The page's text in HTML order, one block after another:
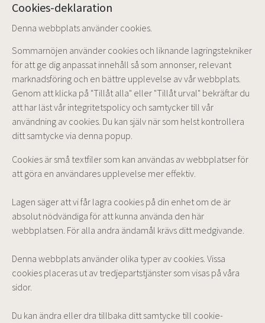
Cookies-deklaration
Denna webbplats använder cookies.
Sommarnöjen använder cookies och liknande lagringstekniker
för att ge dig anpassat innehåll så som annonser, relevant
marknadsföring och en bättre upplevelse av vår webbplats.
Genom att klicka på "Tillåt alla" eller "Tillåt urval" bekräftar du
att har läst vår integritetspolicy och samtycker till vår
användning av cookies. Du kan själv när som helst kontrollera
ditt samtycke via denna popup.
Cookies är små textfiler som kan användas av webbplatser för
att göra en användares upplevelse mer effektiv.
Lagen säger att vi får lagra cookies på din enhet om de är
absolut nödvändiga för att kunna använda den här
webbplatsen. För alla andra ändamål krävs ditt medgivande.
Denna webbplats använder olika typer av cookies. Vissa
cookies placeras ut av tredjepartstjänster som visas på våra
sidor.
Du kan ändra eller dra tillbaka ditt samtycke till cookie-